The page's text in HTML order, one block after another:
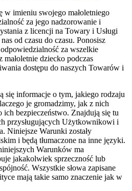
w imieniu swojego małoletniego
za jego nadzorowanie i
z licencji na Towary i Usługi
od czasu do czasu. Ponosisz
za wszelkie
małoletnie dziecko podczas
dostępu do naszych Towarów i
się informacje o tym, jakiego rodzaju
je gromadzimy, jak z nich
bezpieczeństwo. Znajdują się tu
przysługujących Użytkownikowi i
Niniejsze Warunki zostały
i będą tłumaczone na inne języki.
Warunków ma
jakakolwiek sprzeczność lub
Wszystkie słowa zapisane
mają takie samo znaczenie jak w